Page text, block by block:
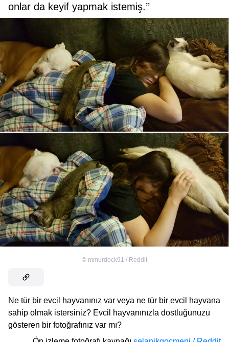
onlar da keyif yapmak istemiş.’’
© mmurdock91 / Reddit
Ne tür bir evcil hayvanınız var veya ne tür bir evcil hayvana
sahip olmak istersiniz? Evcil hayvanınızla dostluğunuzu
gösteren bir fotoğrafınız var mı?